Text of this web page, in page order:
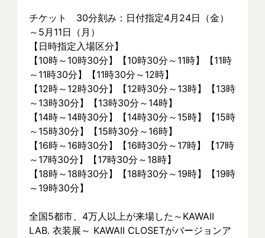
チケット　30分刻み：日付指定4月24日（金）
～5月11日（月）
【日時指定入場区分】
【10時～10時30分】【10時30分～11時】【11時
～11時30分】【11時30分～12時】
【12時～12時30分】【12時30分～13時】【13時
～13時30分】【13時30分～14時】
【14時～14時30分】【14時30分～15時】【15時
～15時30分】【15時30分～16時】
【16時～16時30分】【16時30分～17時】【17時
～17時30分】【17時30分～18時】
【18時～18時30分】【18時30分～19時】【19時
～19時30分】
全国5都市、4万⼈以上が来場した～KAWAII
LAB. 衣装展～ KAWAII CLOSETがバージョンア